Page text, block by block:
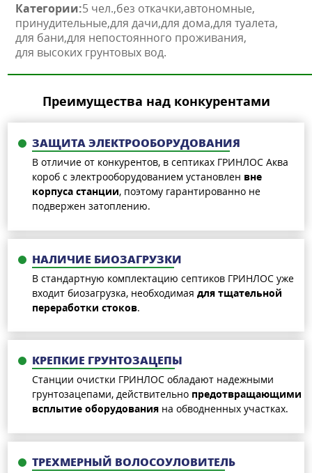
Категории:5 чел. без откачки автономные
принудительные для дачи для дома для туалета
для бани для непостоянного проживания
для высоких грунтовых вод
Преимущества над конкурентами
ЗАЩИТА ЭЛЕКТРООБОРУДОВАНИЯ
В отличие от конкурентов, в септиках ГРИНЛОС Аква
короб с электрооборудованием установлен вне
корпуса станции, поэтому гарантированно не
подвержен затоплению.
НАЛИЧИЕ БИОЗАГРУЗКИ
В стандартную комплектацию септиков ГРИНЛОС уже
входит биозагрузка, необходимая для тщательной
переработки стоков.
КРЕПКИЕ ГРУНТОЗАЦЕПЫ
Станции очистки ГРИНЛОС обладают надежными
грунтозацепами, действительно предотвращающими
всплытие оборудования на обводненных участках.
ТРЕХМЕРНЫЙ ВОЛОСОУЛОВИТЕЛЬ